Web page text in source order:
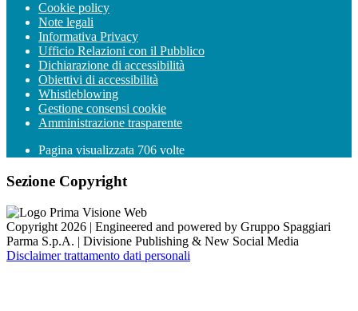
Cookie policy
Note legali
Informativa Privacy
Ufficio Relazioni con il Pubblico
Dichiarazione di accessibilità
Obiettivi di accessibilità
Whistleblowing
Gestione consensi cookie
Amministrazione trasparente
Pagina visualizzata 706 volte
Sezione Copyright
Copyright 2026 | Engineered and powered by Gruppo Spaggiari
Parma S.p.A. | Divisione Publishing & New Social Media
Disclaimer trattamento dati personali